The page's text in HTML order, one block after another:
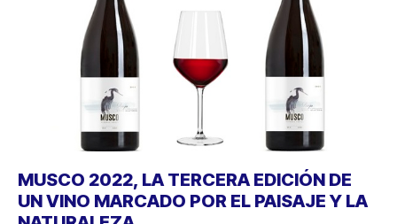
MUSCO 2022, LA TERCERA EDICIÓN DE
UN VINO MARCADO POR EL PAISAJE Y LA